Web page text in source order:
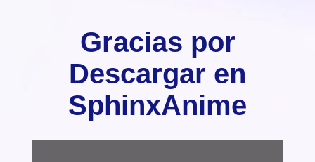
Gracias por
Descargar en
SphinxAnime